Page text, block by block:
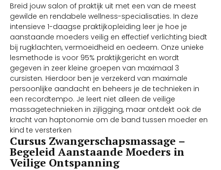
Breid jouw salon of praktijk uit met een van de meest
gewilde en rendabele wellness-specialisaties. In deze
intensieve 1-daagse praktijkopleiding leer je hoe je
aanstaande moeders veilig en effectief verlichting biedt
bij rugklachten, vermoeidheid en oedeem. Onze unieke
lesmethode is voor 95% praktijkgericht en wordt
gegeven in zeer kleine groepen van maximaal 3
cursisten. Hierdoor ben je verzekerd van maximale
persoonlijke aandacht en beheers je de technieken in
een recordtempo. Je leert niet alleen de veilige
massagetechnieken in zijligging, maar ontdekt ook de
kracht van haptonomie om de band tussen moeder en
kind te versterken
Cursus Zwangerschapsmassage –
Begeleid Aanstaande Moeders in
Veilige Ontspanning